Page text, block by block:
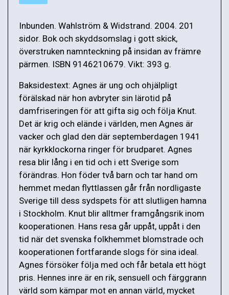
Inbunden. Wahlström & Widstrand. 2004. 201
sidor. Bok och skyddsomslag i gott skick,
överstruken namnteckning på insidan av främre
pärmen. ISBN 9146210679. Vikt: 393 g.
Baksidestext: Agnes är ung och ohjälpligt
förälskad när hon avbryter sin lärotid på
damfriseringen för att gifta sig och följa Knut.
Det är krig och elände i världen, men Agnes är
vacker och glad den där septemberdagen 1941
när kyrkklockorna ringer för brudparet. Agnes
resa blir lång i en tid och i ett Sverige som
förändras. Hon föder två barn och tar hand om
hemmet medan flyttlassen går från nordligaste
Sverige till dess sydspets för att slutligen hamna
i Stockholm. Knut blir alltmer framgångsrik inom
kooperationen. Hans resa går uppåt, uppåt i den
tid när det svenska folkhemmet blomstrade och
kooperationen fortfarande slogs för sina ideal.
Agnes försöker följa med och får betala ett högt
pris. Hennes inre är en rik, sensuell och färggrann
värld som kämpar mot en annan värld, mycket